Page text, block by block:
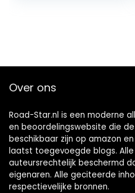
Over ons
Road-Star.nl is een moderne
en beoordelingswebsite die
beschikbaar zijn op amazon
laatst toegevoegde blogs.
auteursrechtelijk beschermd
eigenaren. Alle geciteerde
respectievelijke bronnen.